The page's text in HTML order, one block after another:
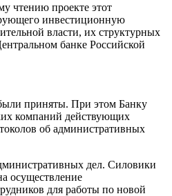
чтению проекте этот
инвестиционную
власти, их структурных
банке Российской
приняты. При этом Банку
компаний действующих
об административных
дел. Силовики
осуществление
для работы по новой